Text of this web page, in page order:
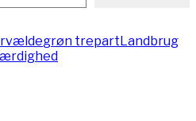
grøn trepartLandbrug